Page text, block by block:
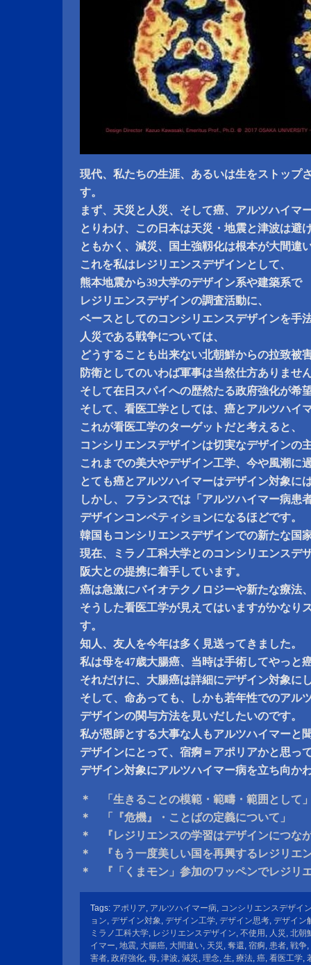
現代、私たちの生涯、あるいは生をストップ
す。
まず、天災と人災、そして癌、アルツハイマ
とりわけ、この日本は天災・地震と津波は避
ともかく、減災、国土強靱化は根本が大間違
これを私はレジリエンスデザインとして、
熊本地震から39大学のデザイン系や建築系で
レジリエンスデザインの調査活動に、
ベースとしてのコンシリエンスデザインを手
人災である戦争については、
どうすることも出来ない北朝鮮からの拉致被
防衛としてのいわば軍事は当然仕方ありませ
そして在日スパイへの歴然たる政府強化が希
そして、看医工学としては、癌とアルツハイ
これが看医工学のターゲットだと考えると、
コンシリエンスデザインは切実なデザインの
これまでの美大やデザイン工学、今や風潮に
とても癌とアルツハイマーはデザイン対象に
しかし、フランスでは「アルツハイマー病患
デザインコンペティションになるほどです。
韓国もコンシリエンスデザインでの新たな国
現在、ミラノ工科大学とのコンシリエンスデ
阪大との提携に着手しています。
癌は急激にバイオテクノロジーや新たな療法
そうした看医工学が見えてはいますがかなり
す。
知人、友人を今年は多く見送ってきました。
私は母を47歳大腸癌、当時は手術してやっと
それだけに、大腸癌は詳細にデザイン対象に
そして、命あっても、しかも若年性でのアル
デザインの関与方法を見いだしたいのです。
私が恩師とする大事な人もアルツハイマーと
デザインにとって、宿痾＝アポリアかと思っ
デザイン対象にアルツハイマー病を立ち向か
＊ 「生きることの模範・範疇・範囲として
＊ 「『危機』・ことばの定義について」
＊ 『レジリエンスの学習はデザインにつな
＊ 『もう一度美しい国を再興するレジリエ
＊ 『「くまモン」参加のワッペンでレジリ
Tags: アポリア, アルツハイマー病, コンシリエンスデザイ
ョン, デザイン対象, デザイン工学, デザイン思考, デザイン
ミラノ工科大学, レジリエンスデザイン, 不使用 , 人災 , 北朝
イマー, 地震, 大腸癌, 大間違い, 天災 , 奪還, 宿痾, 患者, 戦争,
害者, 政府強化, 母, 津波, 減災 , 理念, 生, 療法, 癌, 看医工学,